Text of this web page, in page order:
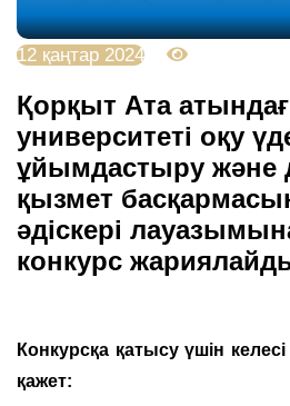
12 қаңтар 2024
Қорқыт Ата
университеті оқу
ұйымдастыру және
қызмет
әдіскері
конкурс
Конкурсқа қатысу үшін
қажет: